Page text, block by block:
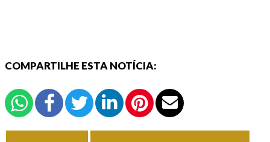
COMPARTILHE ESTA NOTÍCIA: